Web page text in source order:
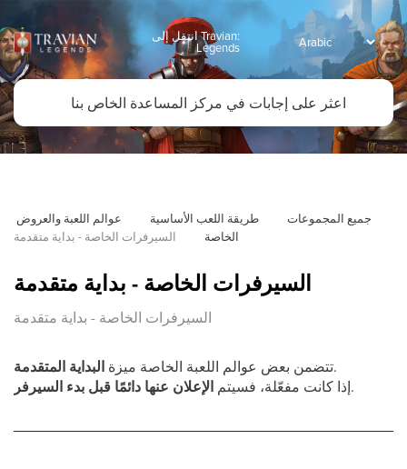
انتقل إلى Travian:
Legends
جميع المجموعات طريقة اللعب الأساسية
عوالم اللعبة والعروض
الخاصة
السيرفرات الخاصة - بداية متقدمة
السيرفرات الخاصة - بداية متقدمة
السيرفرات الخاصة - بداية متقدمة
تتضمن بعض عوالم اللعبة الخاصة ميزة البداية المتقدمة
.
إذا كانت مفعّلة، فسيتم الإعلان عنها دائمًا قبل بدء السيرفر .